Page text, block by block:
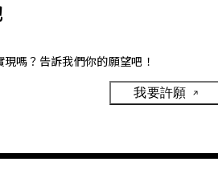
嗎？告訴我們你的願望吧！
我要許願